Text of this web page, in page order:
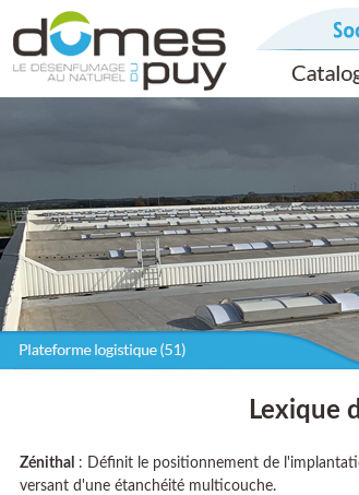
Lexique
Zénithal : Définit le positionnement de
versant d'une étanchéité multicouche.